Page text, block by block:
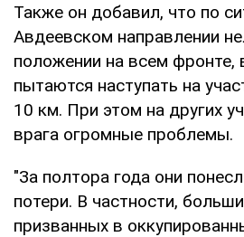
Также он добавил, что по
Авдеевском направлении
положении на всем фронте,
пытаются наступать на
10 км. При этом на других
врага огромные проблемы.
"За полтора года они
потери. В частности,
призванных в